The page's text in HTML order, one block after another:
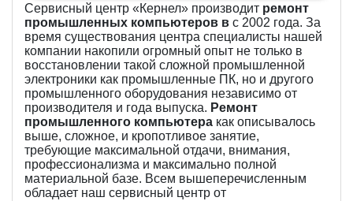
Сервисный центр «Кернел» производит ремонт
промышленных компьютеров в с 2002 года. За
время существования центра специалисты нашей
компании накопили огромный опыт не только в
восстановлении такой сложной промышленной
электроники как промышленные ПК, но и другого
промышленного оборудования независимо от
производителя и года выпуска. Ремонт
промышленного компьютера как описывалось
выше, сложное, и кропотливое занятие,
требующие максимальной отдачи, внимания,
профессионализма и максимально полной
материальной базе. Всем вышеперечисленным
обладает наш сервисный центр от